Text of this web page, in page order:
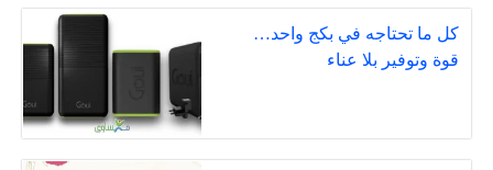
كل ما تحتاجه في بكج واحد…
قوة وتوفير بلا عناء